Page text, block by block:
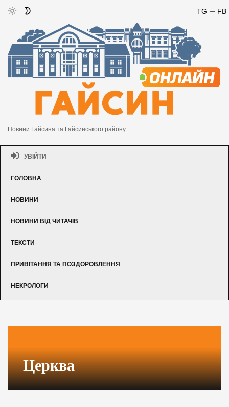
FB
TG
Новини Гайсина та Гайсинського району
УВІЙТИ
ГОЛОВНА
НОВИНИ
НОВИНИ ВІД ЧИТАЧІВ
ТЕКСТИ
ПРИВІТАННЯ ТА ПОЗДОРОВЛЕННЯ
НЕКРОЛОГИ
Церква